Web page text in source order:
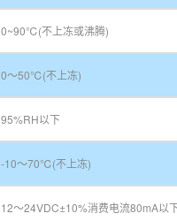
0~90℃(不上冻或沸腾)
0～50℃(不上冻)
95%RH以下
-10～70℃(不上冻)
12～24VDC±10%消费电流80mA以